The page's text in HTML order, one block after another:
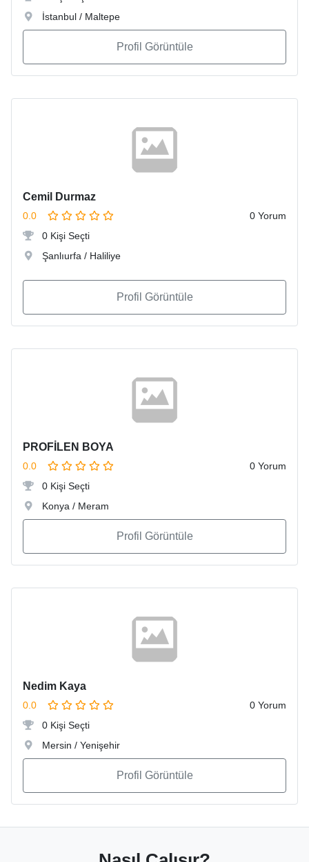
İstanbul / Maltepe
Profil Görüntüle
Cemil Durmaz
0.0
0 Yorum
0 Kişi Seçti
Şanlıurfa / Haliliye
Profil Görüntüle
PROFİLEN BOYA
0.0
0 Yorum
0 Kişi Seçti
Konya / Meram
Profil Görüntüle
Nedim Kaya
0.0
0 Yorum
0 Kişi Seçti
Mersin / Yenişehir
Profil Görüntüle